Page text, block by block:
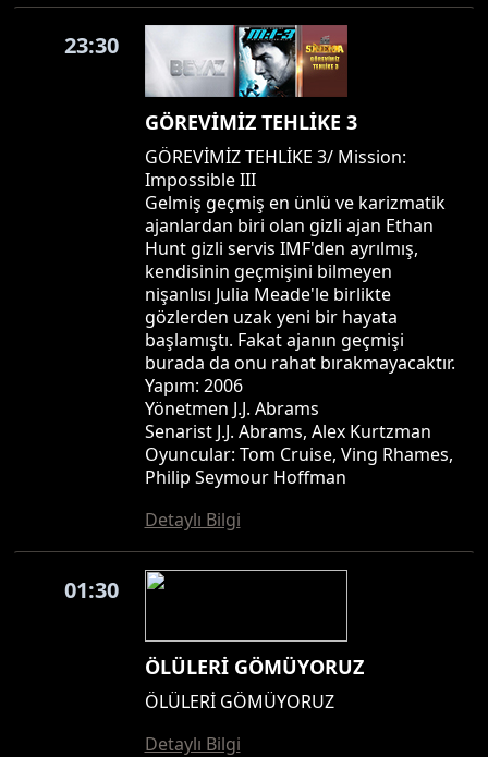
23:30
GÖREVİMİZ TEHLİKE 3
GÖREVİMİZ TEHLİKE 3/ Mission:
Impossible III
Gelmiş geçmiş en ünlü ve karizmatik
ajanlardan biri olan gizli ajan Ethan
Hunt gizli servis IMF'den ayrılmış,
kendisinin geçmişini bilmeyen
nişanlısı Julia Meade'le birlikte
gözlerden uzak yeni bir hayata
başlamıştı. Fakat ajanın geçmişi
burada da onu rahat bırakmayacaktır.
Yapım: 2006
Yönetmen J.J. Abrams
Senarist J.J. Abrams, Alex Kurtzman
Oyuncular: Tom Cruise, Ving Rhames,
Philip Seymour Hoffman
Detaylı Bilgi
01:30
ÖLÜLERİ GÖMÜYORUZ
ÖLÜLERİ GÖMÜYORUZ
Detaylı Bilgi